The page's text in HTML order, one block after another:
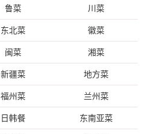
鲁菜 川菜
东北菜 徽菜
闽菜 湘菜
新疆菜 地方菜
福州菜 兰州菜
日韩餐 东南亚菜